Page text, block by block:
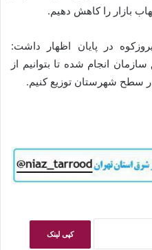
بازار را کاهش دهیم.
در پایان اظهار داشت:
انجام شده تا بتوانیم از
سطح شهرستان توزیع کنیم.
کپی لینک